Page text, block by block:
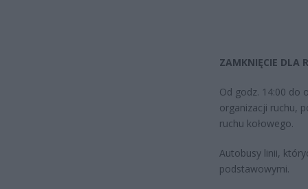
ZAMKNIĘCIE DLA
Od godz. 14:00 do
organizacji ruchu,
ruchu kołowego.
Autobusy linii,
podstawowymi.